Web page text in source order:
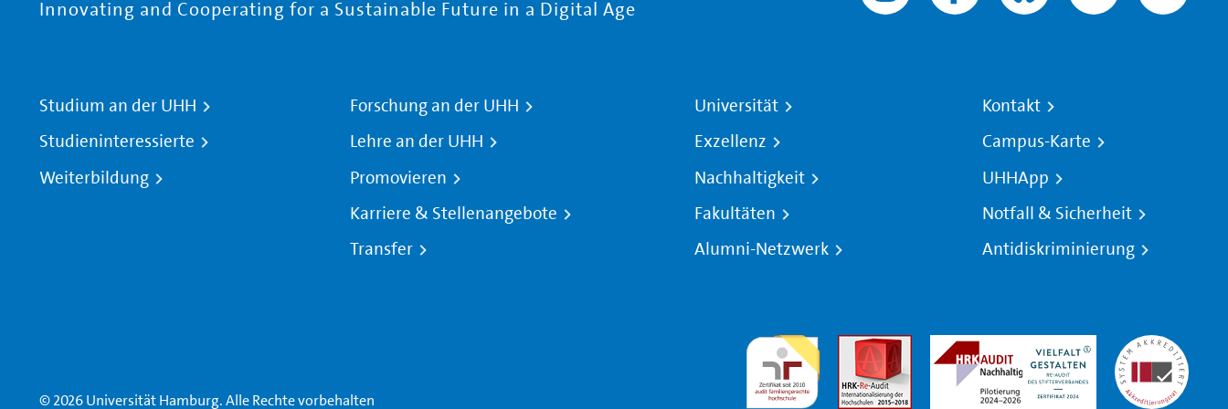
Innovating and Cooperating for a Sustainable Future in a Digital Age
Studium an der UHH
Studieninteressierte
Weiterbildung
Forschung an der UHH
Lehre an der UHH
Promovieren
Karriere & Stellenangebote
Transfer
Universität
Exzellenz
Nachhaltigkeit
Fakultäten
Alumni-Netzwerk
Kontakt
Campus-Karte
UHHApp
Notfall & Sicherheit
Antidiskriminierung
© 2026 Universität Hamburg. Alle Rechte vorbehalten